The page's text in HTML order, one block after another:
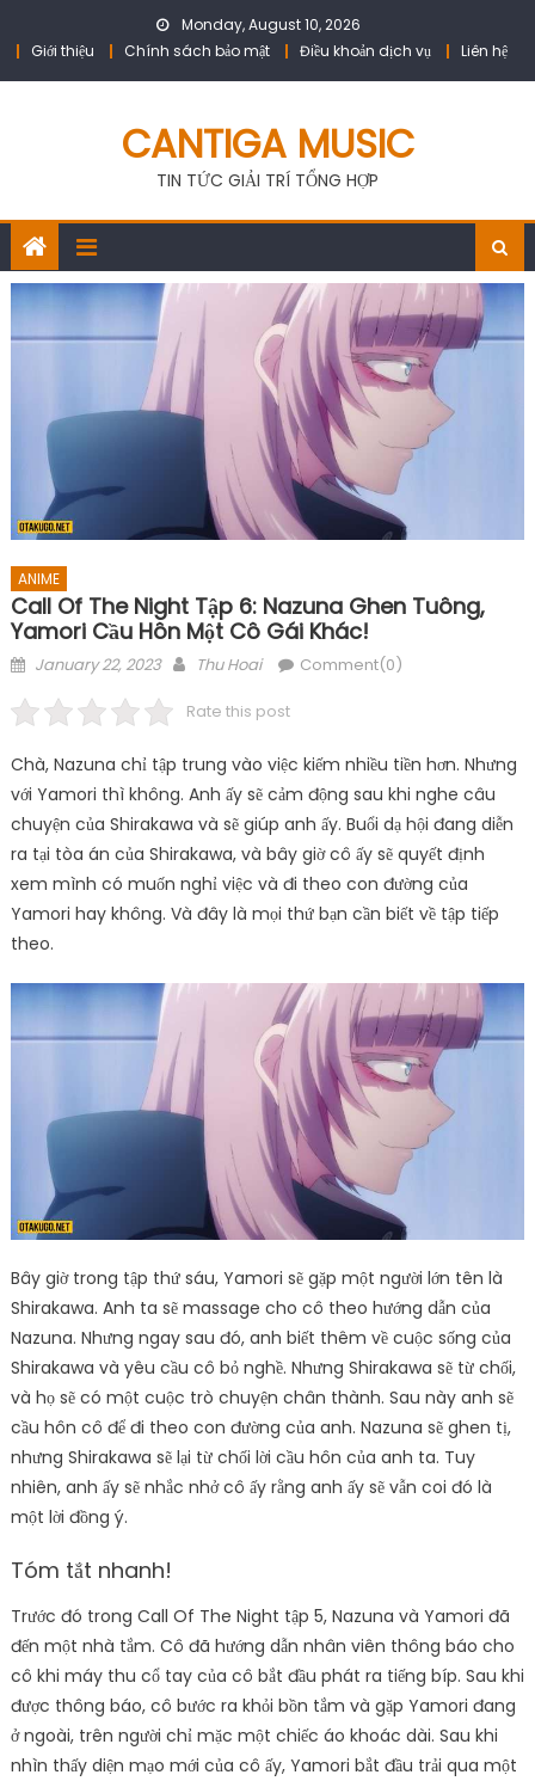
Monday, August 10, 2026
Giới thiệu
Chính sách bảo mật Điều khoản dịch vụ Liên hệ
CANTIGA MUSIC
TIN TỨC GIẢI TRÍ TỔNG HỢP
ANIME
Call Of The Night Tập 6: Nazuna Ghen Tuông,
Yamori Cầu Hôn Một Cô Gái Khác!
Posted
January 22, 2023 Author
Thu Hoai Comment(0)
Rate this post
Chà, Nazuna chỉ tập trung vào việc kiếm nhiều tiền hơn. Nhưng
với Yamori thì không. Anh ấy sẽ cảm động sau khi nghe câu
chuyện của Shirakawa và sẽ giúp anh ấy. Buổi dạ hội đang diễn
ra tại tòa án của Shirakawa, và bây giờ cô ấy sẽ quyết định
xem mình có muốn nghỉ việc và đi theo con đường của
Yamori hay không. Và đây là mọi thứ bạn cần biết về tập tiếp
theo.
Bây giờ trong tập thứ sáu, Yamori sẽ gặp một người lớn tên là
Shirakawa. Anh ta sẽ massage cho cô theo hướng dẫn của
Nazuna. Nhưng ngay sau đó, anh biết thêm về cuộc sống của
Shirakawa và yêu cầu cô bỏ nghề. Nhưng Shirakawa sẽ từ chối,
và họ sẽ có một cuộc trò chuyện chân thành. Sau này anh sẽ
cầu hôn cô để đi theo con đường của anh. Nazuna sẽ ghen tị,
nhưng Shirakawa sẽ lại từ chối lời cầu hôn của anh ta. Tuy
nhiên, anh ấy sẽ nhắc nhở cô ấy rằng anh ấy sẽ vẫn coi đó là
một lời đồng ý.
Tóm tắt nhanh!
Trước đó trong Call Of The Night tập 5, Nazuna và Yamori đã
đến một nhà tắm. Cô đã hướng dẫn nhân viên thông báo cho
cô khi máy thu cổ tay của cô bắt đầu phát ra tiếng bíp. Sau khi
được thông báo, cô bước ra khỏi bồn tắm và gặp Yamori đang
ở ngoài, trên người chỉ mặc một chiếc áo khoác dài. Sau khi
nhìn thấy diện mạo mới của cô ấy, Yamori bắt đầu trải qua một